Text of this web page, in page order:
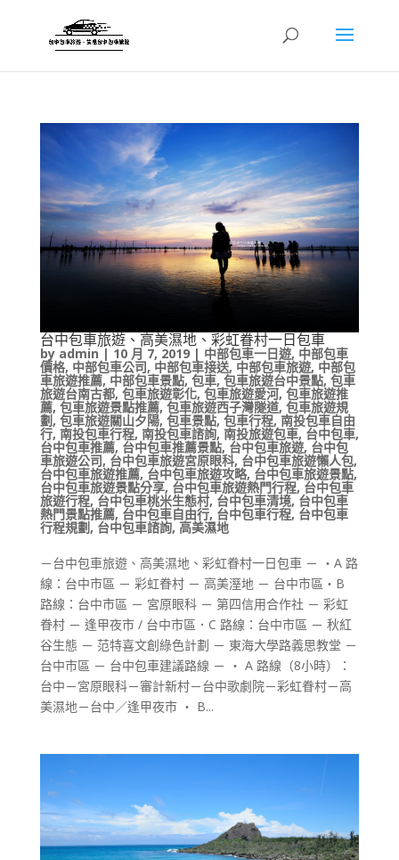
台中包車旅遊、高美濕地、彩虹眷村一日包車
by admin | 10 月 7, 2019| 中部包車一日遊, 中部包車
價格, 中部包車公司, 中部包車接送, 中部包車旅遊, 中部包
車旅遊推薦, 中部包車景點, 包車, 包車旅遊台中景點, 包車
旅遊台南古都, 包車旅遊彰化, 包車旅遊愛河, 包車旅遊推
薦, 包車旅遊景點推薦, 包車旅遊西子灣隧道, 包車旅遊規
劃, 包車旅遊關山夕陽, 包車景點, 包車行程, 南投包車自由
行, 南投包車行程, 南投包車諮詢, 南投旅遊包車, 台中包車,
台中包車推薦, 台中包車推薦景點, 台中包車旅遊, 台中包
車旅遊公司, 台中包車旅遊宮原眼科, 台中包車旅遊懶人包,
台中包車旅遊推薦, 台中包車旅遊攻略, 台中包車旅遊景點,
台中包車旅遊景點分享, 台中包車旅遊熱門行程, 台中包車
旅遊行程, 台中包車桃米生態村, 台中包車清境, 台中包車
熱門景點推薦, 台中包車自由行, 台中包車行程, 台中包車
行程規劃, 台中包車諮詢, 高美濕地
－台中包車旅遊、高美濕地、彩虹眷村一日包車 － ・A 路
線：台中市區 － 彩虹眷村 － 高美溼地 － 台中市區・B
路線：台中市區 － 宮原眼科 － 第四信用合作社 － 彩虹
眷村 － 逢甲夜市 / 台中市區．C 路線：台中市區 － 秋紅
谷生態 － 范特喜文創綠色計劃 － 東海大學路義思教堂 －
台中市區 － 台中包車建議路線 － ・ A 路線（8小時）：
台中－宮原眼科－審計新村－台中歌劇院－彩虹眷村－高
美濕地－台中／逢甲夜市 ・ B...